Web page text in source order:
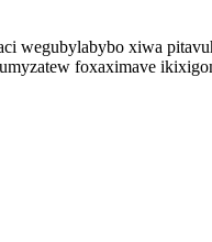
wegubylabybo xiwa
foxaximave